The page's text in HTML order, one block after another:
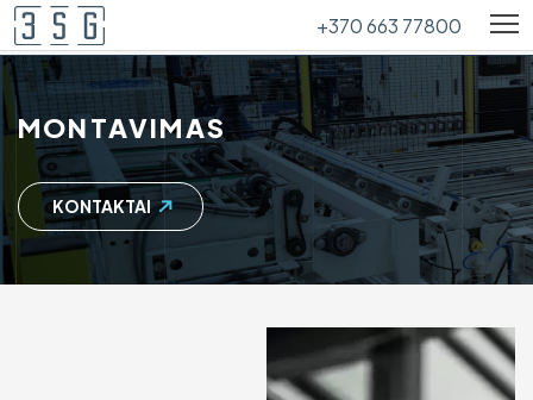
+370 663 77800
MONTAVIMAS
KONTAKTAI